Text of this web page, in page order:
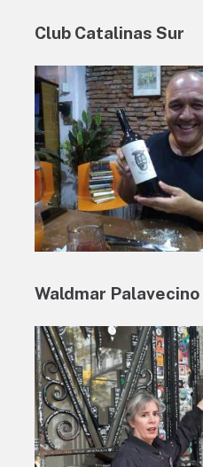
Club Catalinas Sur
Waldmar Palavecino